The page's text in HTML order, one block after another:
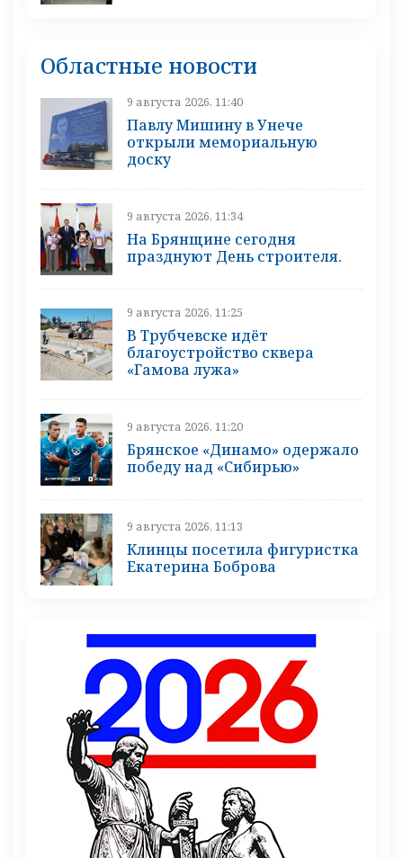
Областные новости
9 августа 2026, 11:40
Павлу Мишину в Унече
открыли мемориальную
доску
9 августа 2026, 11:34
На Брянщине сегодня
празднуют День строителя.
9 августа 2026, 11:25
В Трубчевске идёт
благоустройство сквера
«Гамова лужа»
9 августа 2026, 11:20
Брянское «Динамо» одержало
победу над «Сибирью»
9 августа 2026, 11:13
Клинцы посетила фигуристка
Екатерина Боброва